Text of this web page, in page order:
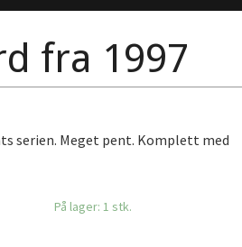
fra 1997
serien. Meget pent. Komplett med
På lager: 1 stk.